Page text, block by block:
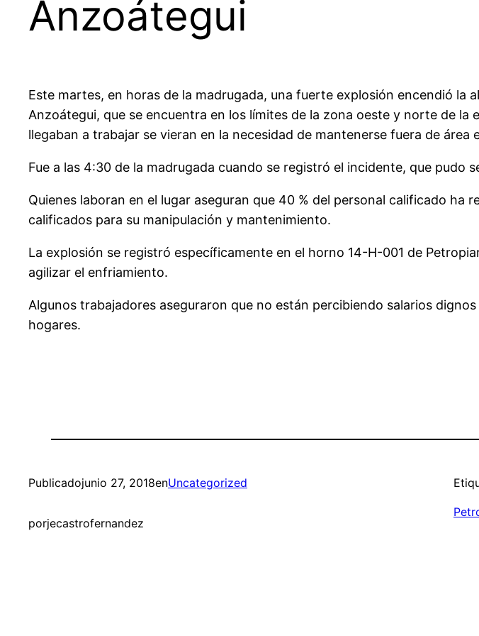
Anzoátegui
Este martes, en horas de la madrugada, una fuerte explosión encendió la
Anzoátegui, que se encuentra en los límites de la zona oeste y norte de
llegaban a trabajar se vieran en la necesidad de mantenerse fuera de área
Fue a las 4:30 de la madrugada cuando se registró el incidente, que
Quienes laboran en el lugar aseguran que 40 % del personal calificado
calificados para su manipulación y mantenimiento.
La explosión se registró específicamente en el horno 14-H-001 de
agilizar el enfriamiento.
Algunos trabajadores aseguraron que no están percibiendo salarios
hogares.
Publicadojunio 27, 2018enUncategorized
porjecastrofernandez